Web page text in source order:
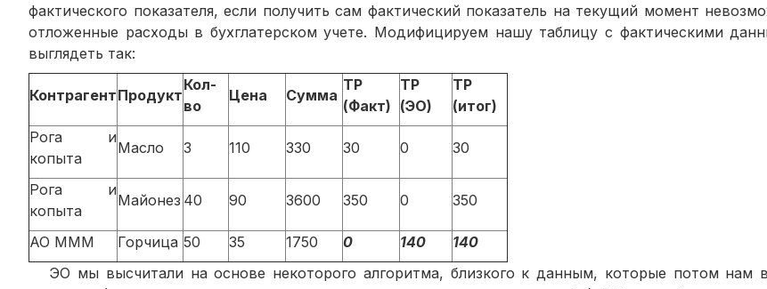
фактического показателя, если получить сам фактический показатель на текущий момент
отложенные расходы в бухглатерском учете. Модифицируем нашу таблицу с фактическими
выглядеть так:
КонтрагентПродукт
Кол-
во
Цена Сумма
ТР
(Факт)
ТР
(ЭО)
ТР
(итог)
Рога и
копыта
Масло 3 110 330 30 0 30
Рога и
копыта
Майонез 40 90 3600 350 0 350
АО МММ Горчица 50 35 1750 0 140
140
ЭО мы высчитали на основе некоторого алгоритма, близкого к данным, которые потом нам